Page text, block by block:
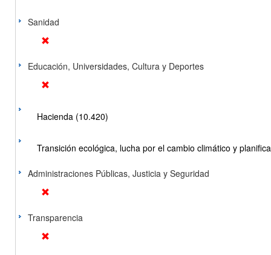
Sanidad
Educación, Universidades, Cultura y Deportes
Hacienda (10.420)
Transición ecológica, lucha por el cambio climático y
Administraciones Públicas, Justicia y Seguridad
Transparencia